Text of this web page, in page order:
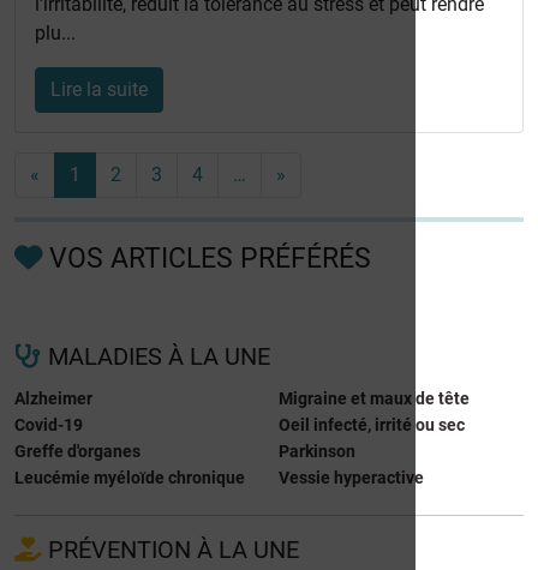
plu...
Lire la suite
« 1 2 3 4 … »
VOS ARTICLES PRÉFÉRÉS
MALADIES À LA UNE
Alzheimer
Covid-19
Greffe d'organes
Leucémie myéloïde chronique
Migraine et maux de tête
Oeil infecté, irrité ou sec
Parkinson
Vessie hyperactive
PRÉVENTION À LA UNE